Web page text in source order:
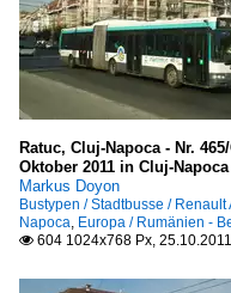
Ratuc, Cluj-Napoca - Nr.
Oktober 2011 in Cluj-Napoca
Markus Doyon
Bustypen / Stadtbusse / Renault
Napoca, Europa / Rumänien -
 604 1024x768 Px, 25.10.2011